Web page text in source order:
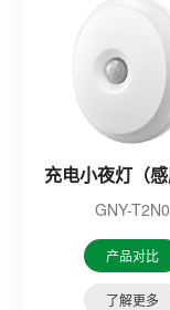
GNY-T2N0
产品对比
了解更多